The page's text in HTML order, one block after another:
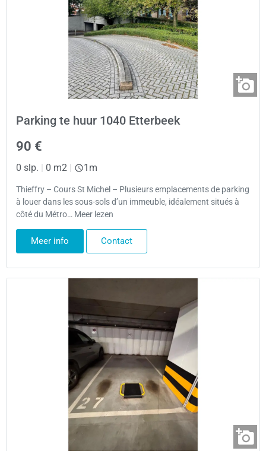
Parking te huur 1040 Etterbeek
90 €
0 slp. | 0 m2 | 1m
Thieffry – Cours St Michel – Plusieurs emplacements de parking
à louer dans les sous-sols d’un immeuble, idéalement situés à
côté du Métro… Meer lezen
Meer info Contact